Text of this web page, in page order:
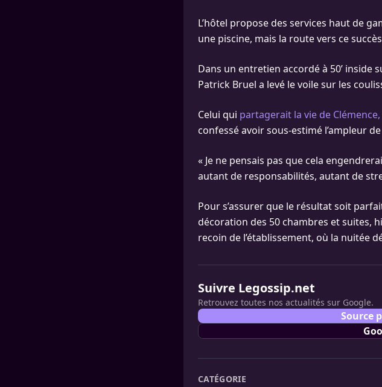
L’hôtel propose des services haut de
une piscine, mais la route vers ce
Dans un entretien accordé à 50’ inside
Patrick Bruel a levé le voile sur les
Celui qui partagerait la vie de Clémence,
confessé avoir sous-estimé l’ampleur
« Je ne pensais pas que cela
autant de responsabilités, autant de
Pour s’assurer que le résultat soit
décoration des 50 chambres et suites,
recoin de l’établissement, où la nuitée
Suivre Legossip.net
Retrouvez toutes nos actualités sur Google.
Source
CATÉGORIE